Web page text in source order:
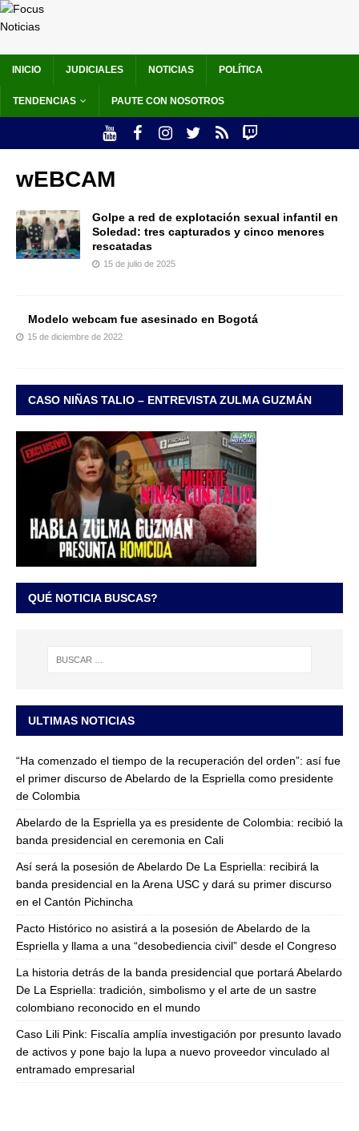
INICIO JUDICIALES NOTICIAS POLÍTICA
TENDENCIAS PAUTE CON NOSOTROS
wEBCAM
Golpe a red de explotación sexual infantil en
Soledad: tres capturados y cinco menores
rescatadas
15 de julio de 2025
Modelo webcam fue asesinado en Bogotá
15 de diciembre de 2022
CASO NIÑAS TALIO – ENTREVISTA ZULMA GUZMÁN
QUÉ NOTICIA BUSCAS?
ULTIMAS NOTICIAS
“Ha comenzado el tiempo de la recuperación del orden”: así fue
el primer discurso de Abelardo de la Espriella como presidente
de Colombia
Abelardo de la Espriella ya es presidente de Colombia: recibió la
banda presidencial en ceremonia en Cali
Así será la posesión de Abelardo De La Espriella: recibirá la
banda presidencial en la Arena USC y dará su primer discurso
en el Cantón Pichincha
Pacto Histórico no asistirá a la posesión de Abelardo de la
Espriella y llama a una “desobediencia civil” desde el Congreso
La historia detrás de la banda presidencial que portará Abelardo
De La Espriella: tradición, simbolismo y el arte de un sastre
colombiano reconocido en el mundo
Caso Lili Pink: Fiscalía amplía investigación por presunto lavado
de activos y pone bajo la lupa a nuevo proveedor vinculado al
entramado empresarial